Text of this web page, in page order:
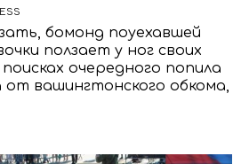
бомонд поуехавшей
ползает у ног своих
очередного попила
вашингтонского обкома,